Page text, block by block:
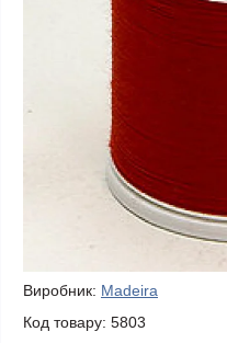
Виробник: Madeira
Код товару: 5803